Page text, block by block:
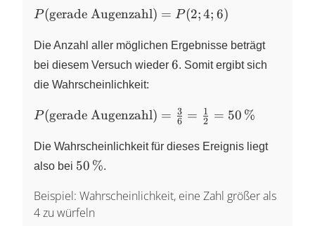
P(\text{gerade
P(2; 4; 6)
P(gerade Augenzahl) = P(2;4; 6)
Die Anzahl aller möglichen Ergebnisse beträgt
bei diesem Versuch wieder 6
6. Somit ergibt sich
die Wahrscheinlichkeit:
P(\text{gerade
\frac{3}{6} =
\frac{1}{2} =
P(gerade Augenzahl) = 6
3 = 2
1 = 50 %
Die Wahrscheinlichkeit für dieses Ereignis liegt
also bei 50\,\%
50 %.
Beispiel: Wahrscheinlichkeit, eine Zahl größer als
4 zu würfeln